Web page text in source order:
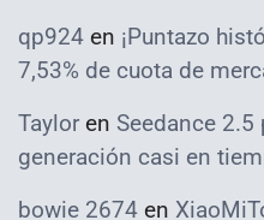
qp924 en ¡Puntazo
7,53% de cuota de
Taylor en Seedance
generación casi en
bowie 2674 en